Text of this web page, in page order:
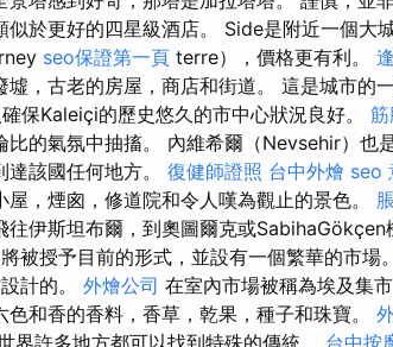
似於更好的四星級酒店。 Side是附近一個大
seo保證第一頁 terre），價格更有利。
，古老的房屋，商店和街道。 這是城市的
保Kaleiçi的歷史悠久的市中心狀況良好。
比的氣氛中抽搐。 內維希爾（Nevsehir）也
該國任何地方。 復健師證照 台中外燴 seo
，煙囪，修道院和令人嘆為觀止的景色。
往伊斯坦布爾，到奧圖爾克或
被授予目前的形式，並設有一個繁華的市場。
計的。 外燴公司 在室內市場被稱為埃及集
和香的香料，香草，乾果，種子和珠寶。
界許多地方都可以找到特殊的傳統。 台中按